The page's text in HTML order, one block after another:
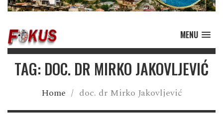
MENU
TAG: DOC. DR MIRKO JAKOVLJEVIĆ
Home / doc. dr Mirko Jakovljević